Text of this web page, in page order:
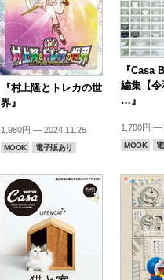
『村上隆とトレカの世
界』
1,980円 — 2024.11.25
MOOK 電子版あり
『Casa
編集【令
…』
1,700円 —
MOOK